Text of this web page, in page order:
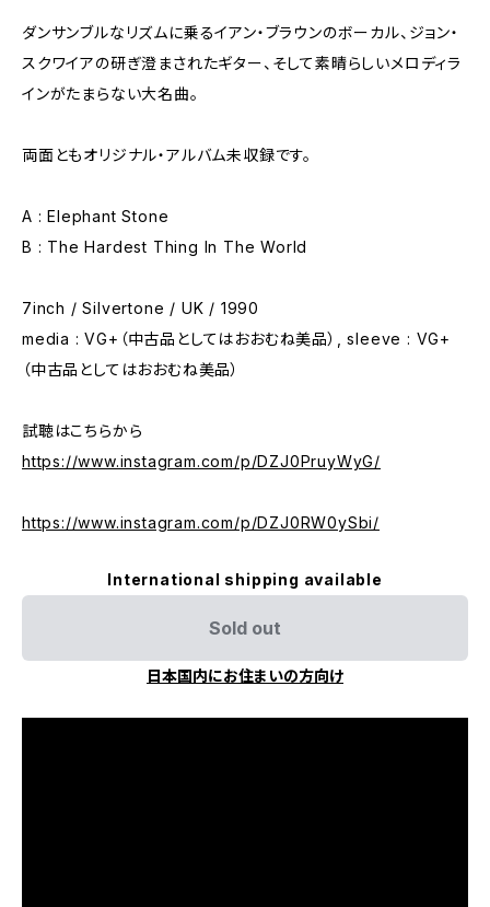
ダンサンブルなリズムに乗るイアン・ブラウンのボーカル、ジョン・
スクワイアの研ぎ澄まされたギター、そして素晴らしいメロディラ
インがたまらない大名曲。
両面ともオリジナル・アルバム未収録です。
A : Elephant Stone
B : The Hardest Thing In The World
7inch / Silvertone / UK / 1990
media : VG+（中古品としてはおおむね美品）, sleeve : VG+
（中古品としてはおおむね美品）
試聴はこちらから
https://www.instagram.com/p/DZJ0PruyWyG/
https://www.instagram.com/p/DZJ0RW0ySbi/
International shipping available
Sold out
日本国内にお住まいの方向け